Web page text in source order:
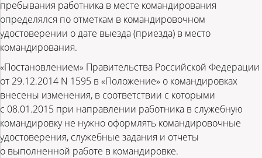
пребывания работника в месте командирования
определялся по отметкам в командировочном
удостоверении о дате выезда (приезда) в место
командирования.
«Постановлением» Правительства Российской Федерации
от 29.12.2014 N 1595 в «Положение» о командировках
внесены изменения, в соответствии с которыми
с 08.01.2015 при направлении работника в служебную
командировку не нужно оформлять командировочные
удостоверения, служебные задания и отчеты
о выполненной работе в командировке.